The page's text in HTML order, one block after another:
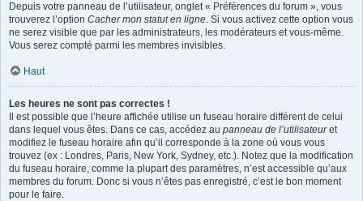
Depuis votre panneau de l’utilisateur, onglet « Préférences du forum », vous
trouverez l’option Cacher mon statut en ligne. Si vous activez cette option vous
ne serez visible que par les administrateurs, les modérateurs et vous-même.
Vous serez compté parmi les membres invisibles.
Haut
Les heures ne sont pas correctes !
Il est possible que l’heure affichée utilise un fuseau horaire différent de celui
dans lequel vous êtes. Dans ce cas, accédez au panneau de l’utilisateuret
modifiez le fuseau horaire afin qu’il corresponde à la zone où vous vous
trouvez (ex : Londres, Paris, New York, Sydney, etc.). Notez que la modification
du fuseau horaire, comme la plupart des paramètres, n’est accessible qu’aux
membres du forum. Donc si vous n’êtes pas enregistré, c’est le bon moment
pour le faire.